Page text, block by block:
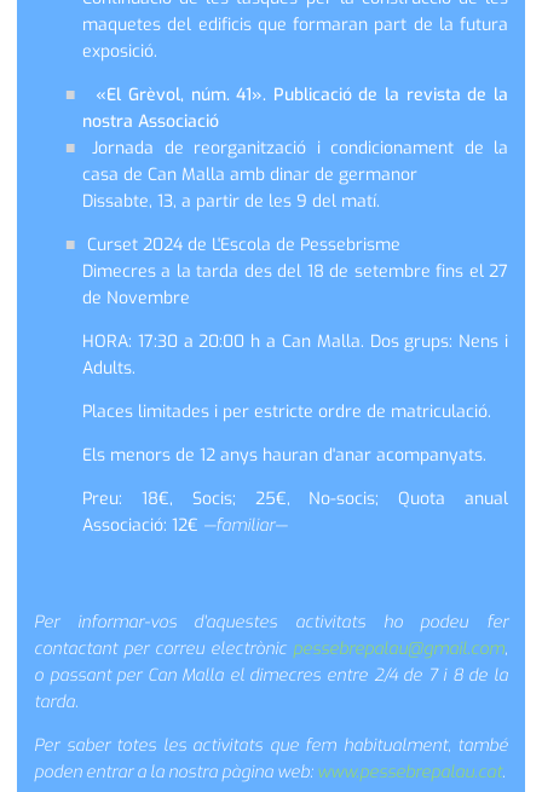
maquetes del edificis que formaran part de la futura
exposició.
«El Grèvol, núm. 41». Publicació de la revista de la
nostra Associació
Jornada de reorganització i condicionament de la
casa de Can Malla amb dinar de germanor
Dissabte, 13, a partir de les 9 del matí.
Curset 2024 de L'Escola de Pessebrisme
Dimecres a la tarda des del 18 de setembre fins el 27
de Novembre
HORA: 17:30 a 20:00 h a Can Malla. Dos grups: Nens i
Adults.
Places limitades i per estricte ordre de matriculació.
Els menors de 12 anys hauran d'anar acompanyats.
Preu: 18€, Socis; 25€, No-socis; Quota anual
Associació: 12€ —familiar—
Per informar-vos d'aquestes activitats ho podeu fer
contactant per correu electrònic pessebrepalau@gmail.com,
o passant per Can Malla el dimecres entre 2/4 de 7 i 8 de la
tarda.
Per saber totes les activitats que fem habitualment, també
poden entrar a la nostra pàgina web: www.pessebrepalau.cat.